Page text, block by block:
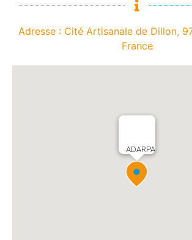
Adresse : Cité Artisanale de Dillon,
France
ADARPA